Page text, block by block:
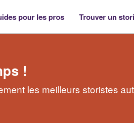
pour les pros Trouver un
!
les meilleurs storistes